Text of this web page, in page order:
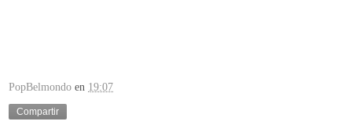
PopBelmondo en 19:07
Compartir